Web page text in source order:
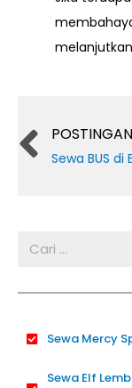
Prev
Sewa Mercy
Sewa Elf